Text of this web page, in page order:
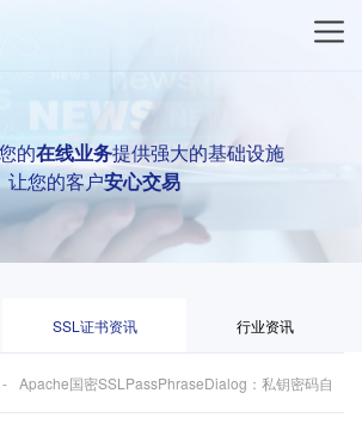
的在线业务提供强大的基础设施
让您的客户安心交易
SSL证书资讯 行业资讯
Apache国密SSLPassPhraseDialog：私钥密码自